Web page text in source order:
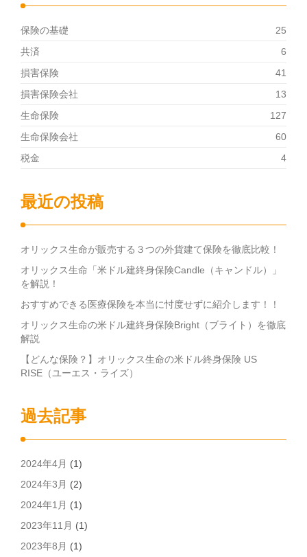
保険の基礎
25
共済
6
損害保険
41
損害保険会社
13
生命保険
127
生命保険会社
60
税金
4
最近の投稿
オリックス生命が販売する３つの外貨建て保険を徹底比較！
オリックス生命「米ドル建終身保険Candle（キャンドル）」
を解説！
おすすめできる医療保険を本当に忖度せずに紹介します！！
オリックス生命の米ドル建終身保険Bright（ブライト）を徹底
解説
【どんな保険？】オリックス生命の米ドル終身保険 US
RISE（ユーエス・ライズ）
過去記事
2024年4月 (1)
2024年3月 (2)
2024年1月 (1)
2023年11月 (1)
2023年8月 (1)